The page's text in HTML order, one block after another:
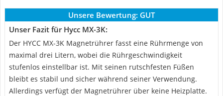
Unsere Bewertung: GUT
Unser Fazit für Hycc MX-3K:
Der HYCC MX-3K Magnetrührer fasst eine Rührmenge von
maximal drei Litern, wobei die Rührgeschwindigkeit
stufenlos einstellbar ist. Mit seinen rutschfesten Füßen
bleibt es stabil und sicher während seiner Verwendung.
Allerdings verfügt der Magnetrührer über keine Heizplatte.